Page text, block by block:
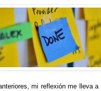
mi reflexión me lleva